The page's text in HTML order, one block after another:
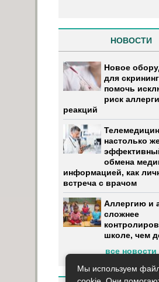
НОВОСТИ
Новое
для
помочь
риск
реакций
настолько
обмена
информацией, как
встреча с врачом
Аллергию и
сложнее
школе, чем
все новости
Мы используем